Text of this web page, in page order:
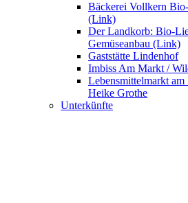
Bäckerei Vollkern
(Link)
Der Landkorb: Bio-
Gemüseanbau (Link)
Gaststätte Lindenhof
Imbiss Am Markt /
Lebensmittelmarkt
Heike Grothe
Unterkünfte